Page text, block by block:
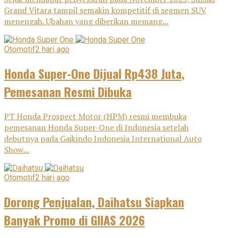
Grand Vitara tampil semakin kompetitif di segmen SUV
menengah. Ubahan yang diberikan memang...
Otomotif2 hari ago
Honda Super-One Dijual Rp438 Juta,
Pemesanan Resmi Dibuka
PT Honda Prospect Motor (HPM) resmi membuka
pemesanan Honda Super-One di Indonesia setelah
debutnya pada Gaikindo Indonesia International Auto
Show...
Otomotif2 hari ago
Dorong Penjualan, Daihatsu Siapkan
Banyak Promo di GIIAS 2026